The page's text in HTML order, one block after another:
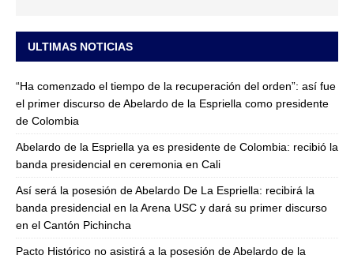
ULTIMAS NOTICIAS
“Ha comenzado el tiempo de la recuperación del orden”: así fue
el primer discurso de Abelardo de la Espriella como presidente
de Colombia
Abelardo de la Espriella ya es presidente de Colombia: recibió la
banda presidencial en ceremonia en Cali
Así será la posesión de Abelardo De La Espriella: recibirá la
banda presidencial en la Arena USC y dará su primer discurso
en el Cantón Pichincha
Pacto Histórico no asistirá a la posesión de Abelardo de la